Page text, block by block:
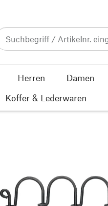
Herren Damen
Koffer & Lederwaren